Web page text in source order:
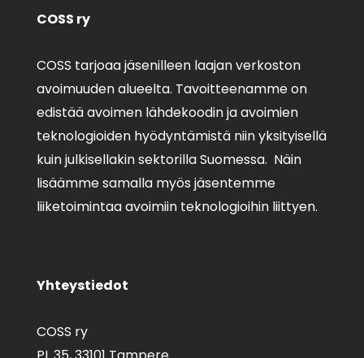
COSS ry
COSS tarjoaa jäsenilleen laajan verkoston
avoimuuden alueelta. Tavoitteenamme on
edistää avoimen lähdekoodin ja avoimien
teknologioiden hyödyntämistä niin yksityisellä
kuin julkisellakin sektorilla Suomessa. Näin
lisäämme samalla myös jäsentemme
liiketoimintaa avoimiin teknologioihin liittyen.
Yhteystiedot
COSS ry